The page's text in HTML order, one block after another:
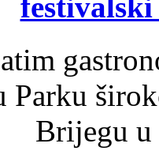
Parku
Brijegu u